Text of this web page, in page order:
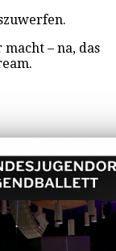
– na, das